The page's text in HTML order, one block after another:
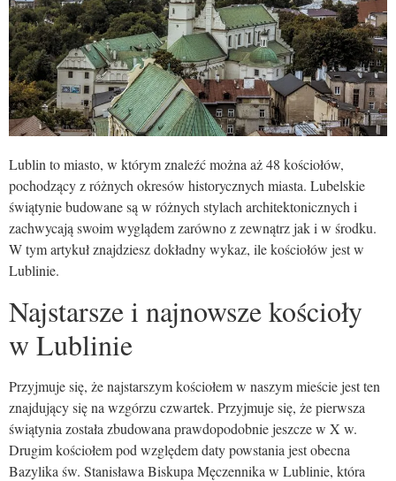
Lublin to miasto, w którym znaleźć można aż 48 kościołów,
pochodzący z różnych okresów historycznych miasta. Lubelskie
świątynie budowane są w różnych stylach architektonicznych i
zachwycają swoim wyglądem zarówno z zewnątrz jak i w środku.
W tym artykuł znajdziesz dokładny wykaz, ile kościołów jest w
Lublinie.
Najstarsze i najnowsze kościoły
w Lublinie
Przyjmuje się, że najstarszym kościołem w naszym mieście jest ten
znajdujący się na wzgórzu czwartek. Przyjmuje się, że pierwsza
świątynia została zbudowana prawdopodobnie jeszcze w X w.
Drugim kościołem pod względem daty powstania jest obecna
Bazylika św. Stanisława Biskupa Męczennika w Lublinie, która